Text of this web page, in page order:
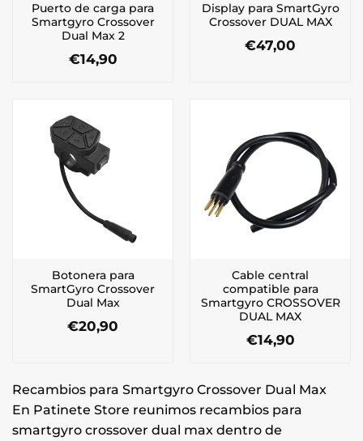
Puerto de carga para
Smartgyro Crossover
Dual Max 2
€14,90
Display para SmartGyro
Crossover DUAL MAX
€47,00
Botonera para
SmartGyro Crossover
Dual Max
€20,90
Cable central
compatible para
Smartgyro CROSSOVER
DUAL MAX
€14,90
Recambios para Smartgyro Crossover Dual Max
En Patinete Store reunimos recambios para
smartgyro crossover dual max dentro de